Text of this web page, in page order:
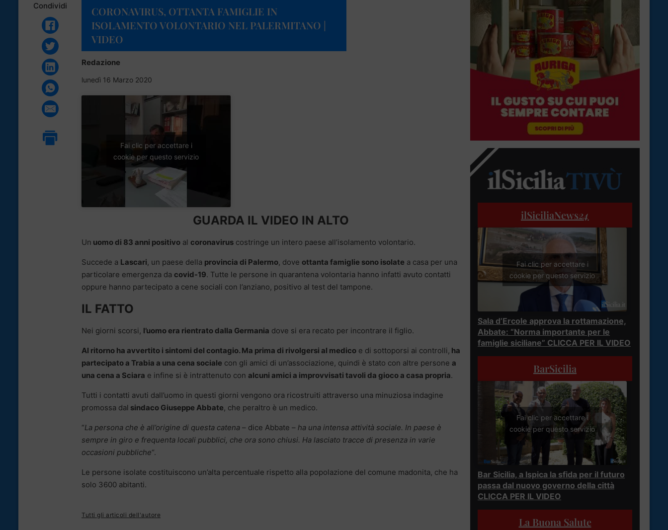
Condividi
CORONAVIRUS, OTTANTA FAMIGLIE IN
ISOLAMENTO VOLONTARIO NEL PALERMITANO |
VIDEO
Redazione
lunedì 16 Marzo 2020
Fai clic per accettare i
cookie per questo servizio
GUARDA IL VIDEO IN ALTO
Un uomo di 83 anni positivo al coronavirus costringe un intero paese all’isolamento volontario.
Succede a Lascari, un paese della provincia di Palermo, dove ottanta famiglie sono isolate a casa per una
particolare emergenza da covid-19. Tutte le persone in quarantena volontaria hanno infatti avuto contatti
oppure hanno partecipato a cene sociali con l’anziano, positivo al test del tampone.
IL FATTO
Nei giorni scorsi, l’uomo era rientrato dalla Germania dove si era recato per incontrare il figlio.
Al ritorno ha avvertito i sintomi del contagio. Ma prima di rivolgersi al medico e di sottoporsi ai controlli, ha
partecipato a Trabia a una cena sociale con gli amici di un’associazione, quindi è stato con altre persone a
una cena a Sciara e infine si è intrattenuto con alcuni amici a improvvisati tavoli da gioco a casa propria.
Tutti i contatti avuti dall’uomo in questi giorni vengono ora ricostruiti attraverso una minuziosa indagine
promossa dal sindaco Giuseppe Abbate, che peraltro è un medico.
“La persona che è all’origine di questa catena – dice Abbate – ha una intensa attività sociale. In paese è
sempre in giro e frequenta locali pubblici, che ora sono chiusi. Ha lasciato tracce di presenza in varie
occasioni pubbliche“.
Le persone isolate costituiscono un’alta percentuale rispetto alla popolazione del comune madonita, che ha
solo 3600 abitanti.
Tutti gli articoli dell'autore
ilSiciliaNews24
Fai clic per accettare i
cookie per questo servizio
Sala d’Ercole approva la rottamazione,
Abbate: “Norma importante per le
famiglie siciliane” CLICCA PER IL VIDEO
BarSicilia
Fai clic per accettare i
cookie per questo servizio
Bar Sicilia, a Ispica la sfida per il futuro
passa dal nuovo governo della città
CLICCA PER IL VIDEO
La Buona Salute